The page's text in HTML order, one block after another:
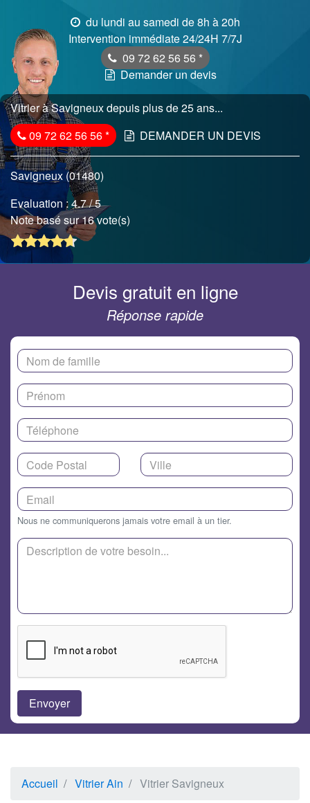
du lundi au samedi de 8h à 20h
Intervention immédiate 24/24H 7/7J
09 72 62 56 56 *
Demander un devis
Vitrier à Savigneux depuis plus de 25 ans...
09 72 62 56 56* DEMANDER UN DEVIS
Savigneux (01480)
Evaluation :4.7/ 5
Note basé sur 16 vote(s)
Devis gratuit en ligne
Réponse rapide
Nous ne communiquerons jamais votre email à un tier.
Accueil Vitrier Ain Vitrier Savigneux